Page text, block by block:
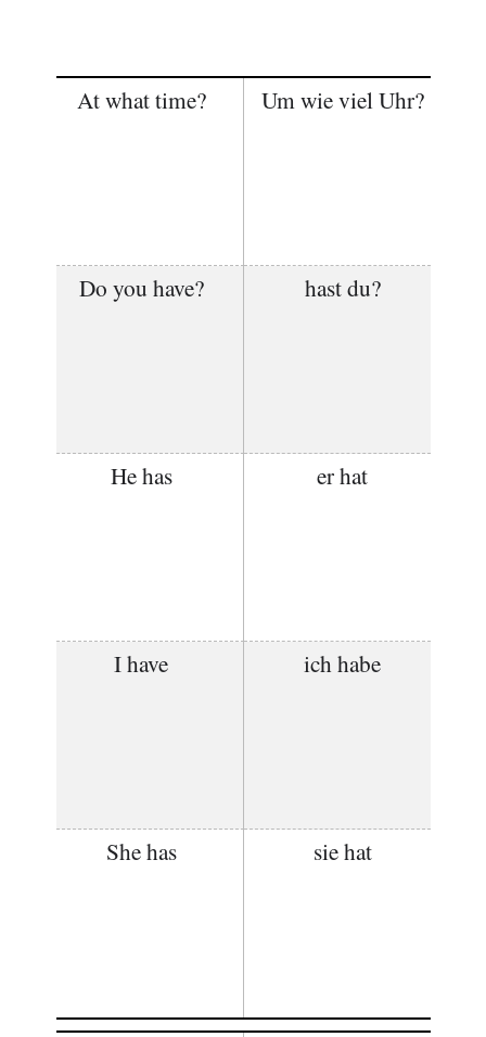
At what time? Um wie viel Uhr?
Do you have? hast du?
He has er hat
I have ich habe
She has sie hat